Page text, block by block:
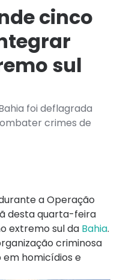
cinco
sul
foi deflagrada
crimes de
a Operação
desta quarta-feira
extremo sul da Bahia.
criminosa
homicídios e